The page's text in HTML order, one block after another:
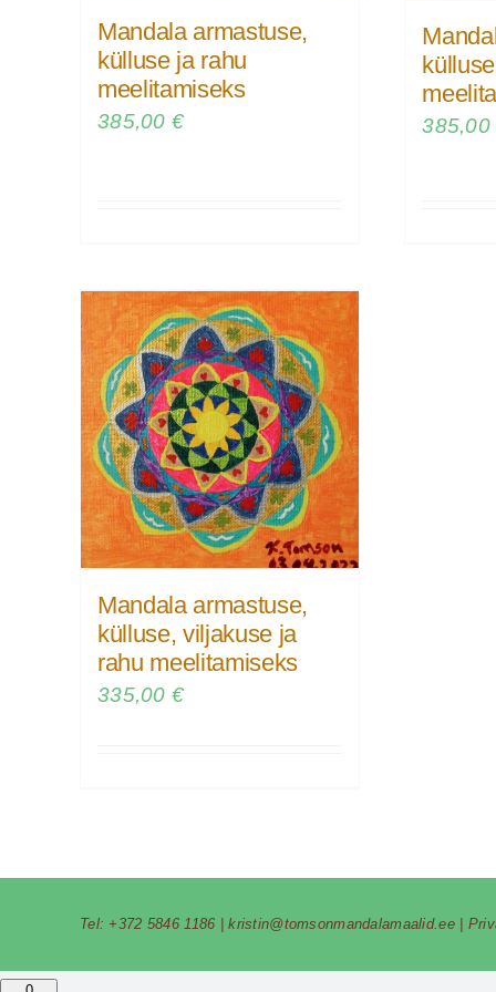
Mandala armastuse,
külluse ja rahu
meelitamiseks
385,00 € 385,00
Mandala armastuse,
külluse, viljakuse ja
rahu meelitamiseks
335,00 €
Tel: +372 5846 1186 |kristin@tomsonmandalamaalid.ee|